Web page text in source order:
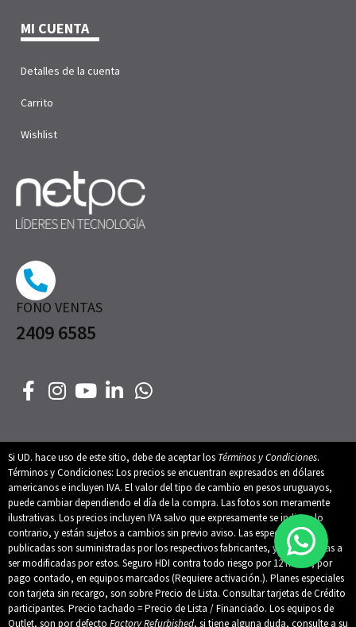
FONO VENTAS
2409 6585
MI CUENTA
Detalles de la cuenta
Carrito
Wishlist
Si UD. hace uso de este sitio, debe de aceptar los Términos y Condiciones.
Términos y Condiciones: Los precios se encuentran expresados en dólares
americanos e incluyen IVA. El valor del tipo de cambio en pesos uruguayos,
puede cambiar dependiendo el día de la compra. Las fotos son meramente
ilustrativas. Los precios incluyen IVA salvo que expresamente se indique lo
contrario, y están sujetos a cambios sin previo aviso. Las especificaciones
publicadas son suministradas por los respectivos fabricantes, y están sujetas a
ser modificadas por estos. Seguro HDI contra todo riesgo por 12 meses, por
pago contado, en equipos marcados (Requiere activación.). Planes especiales
con tarjeta sin recargo, son sobre Precio de Lista. Consultar tarjetas de Crédito
participantes. Precio tachado = Precio de Lista / Financiado. Los equipos de
Outlet, son por defecto Factory Refurbished, si tiene alguna duda, consulte a su